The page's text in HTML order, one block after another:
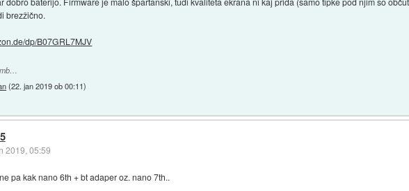
brezžično.
dp/B07GRL7MJV
(22. jan 2019 ob 00:11)
2019, 05:59
pa kak nano 6th + bt adaper oz. nano 7th..